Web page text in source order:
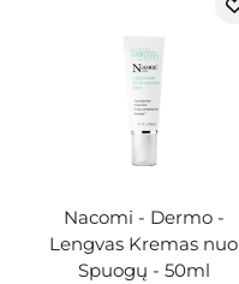
Nacomi - Dermo -
Lengvas Kremas nuo
Spuogų - 50ml